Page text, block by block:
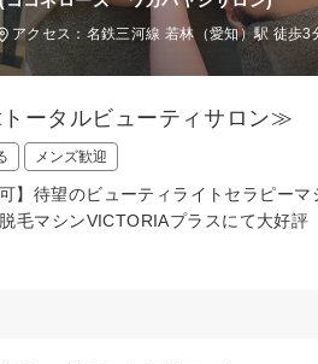
アクセス：名鉄三河線 若林（愛知）駅 徒歩3
ータルビューティサロン≫
メンズ歓迎
】待望のビューティライトセラピー
毛マシンVICTORIAプラスにて大好